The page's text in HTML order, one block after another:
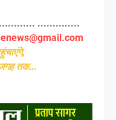
..............
तक...